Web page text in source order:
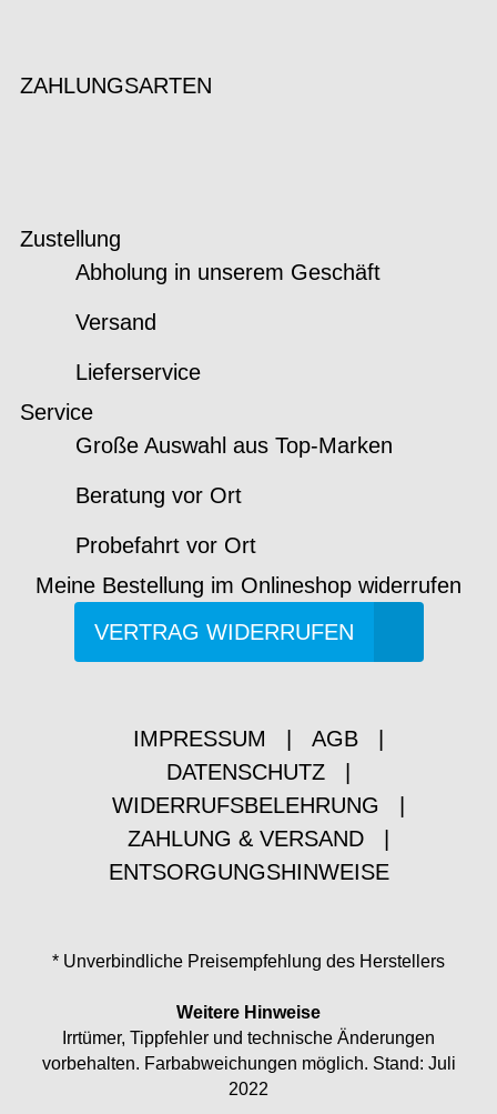
ZAHLUNGSARTEN
Zustellung
Abholung in unserem Geschäft
Versand
Lieferservice
Service
Große Auswahl aus Top-Marken
Beratung vor Ort
Probefahrt vor Ort
Meine Bestellung im Onlineshop widerrufen
VERTRAG WIDERRUFEN
IMPRESSUM AGB
DATENSCHUTZ
WIDERRUFSBELEHRUNG
ZAHLUNG & VERSAND
ENTSORGUNGSHINWEISE
* Unverbindliche Preisempfehlung des Herstellers
Weitere Hinweise
Irrtümer, Tippfehler und technische Änderungen
vorbehalten. Farbabweichungen möglich. Stand: Juli
2022